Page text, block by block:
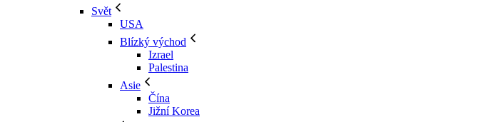
Svět
USA
Blízký východ
Izrael
Palestina
Asie
Čína
Jižní Korea